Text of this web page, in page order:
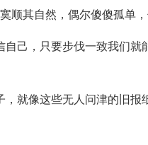
顺其自然，偶尔傻傻孤单
自己，只要步伐一致我们
就像这些无人问津的旧报